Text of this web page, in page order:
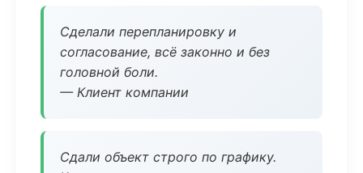
Сделали перепланировку и
согласование, всё законно и без
головной боли.
— Клиент компании
Сдали объект строго по графику.